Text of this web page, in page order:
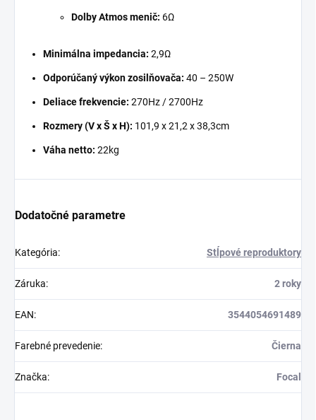
Dolby Atmos menič: 6Ω
Minimálna impedancia: 2,9Ω
Odporúčaný výkon zosilňovača: 40 – 250W
Deliace frekvencie: 270Hz / 2700Hz
Rozmery (V x Š x H): 101,9 x 21,2 x 38,3cm
Váha netto: 22kg
Dodatočné parametre
Kategória: Stĺpové reproduktory
Záruka: 2 roky
EAN: 3544054691489
Farebné prevedenie: Čierna
Značka: Focal